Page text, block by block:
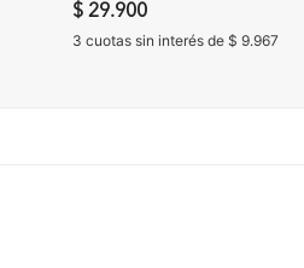
$ 29.900
3 cuotas sin interés de $ 9.967